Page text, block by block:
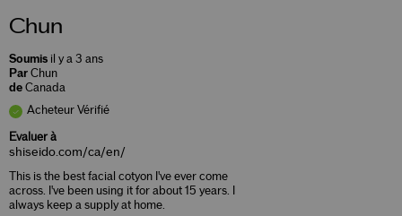
Chun
Soumis il y a 3 ans
Par Chun
de Canada
Acheteur Vérifié
Evaluer à
shiseido.com/ca/en/
This is the best facial cotyon I've ever come
across. I've been using it for about 15 years. I
always keep a supply at home.